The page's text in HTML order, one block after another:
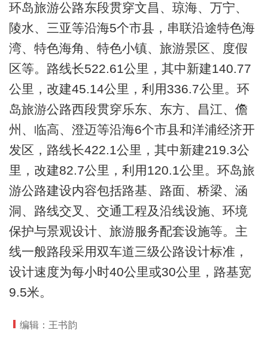
环岛旅游公路东段贯穿文昌、琼海、万宁、
陵水、三亚等沿海5个市县，串联沿途特色海
湾、特色海角、特色小镇、旅游景区、度假
区等。路线长522.61公里，其中新建140.77
公里，改建45.14公里，利用336.7公里。环
岛旅游公路西段贯穿乐东、东方、昌江、儋
州、临高、澄迈等沿海6个市县和洋浦经济开
发区，路线长422.1公里，其中新建219.3公
里，改建82.7公里，利用120.1公里。环岛旅
游公路建设内容包括路基、路面、桥梁、涵
洞、路线交叉、交通工程及沿线设施、环境
保护与景观设计、旅游服务配套设施等。主
线一般路段采用双车道三级公路设计标准，
设计速度为每小时40公里或30公里，路基宽
9.5米。
编辑：王书韵